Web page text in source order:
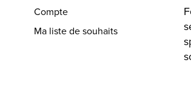
Compte
Ma liste de souhaits